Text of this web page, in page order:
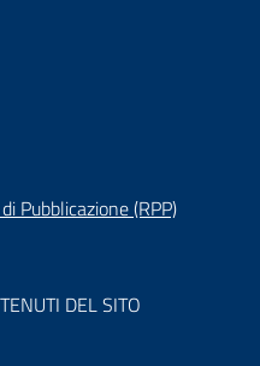
Pubblicazione (RPP)
DEL SITO